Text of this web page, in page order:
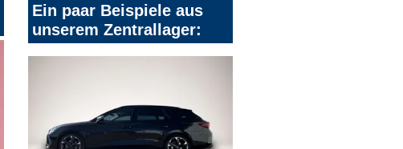
Ein paar Beispiele aus
unserem Zentrallager: